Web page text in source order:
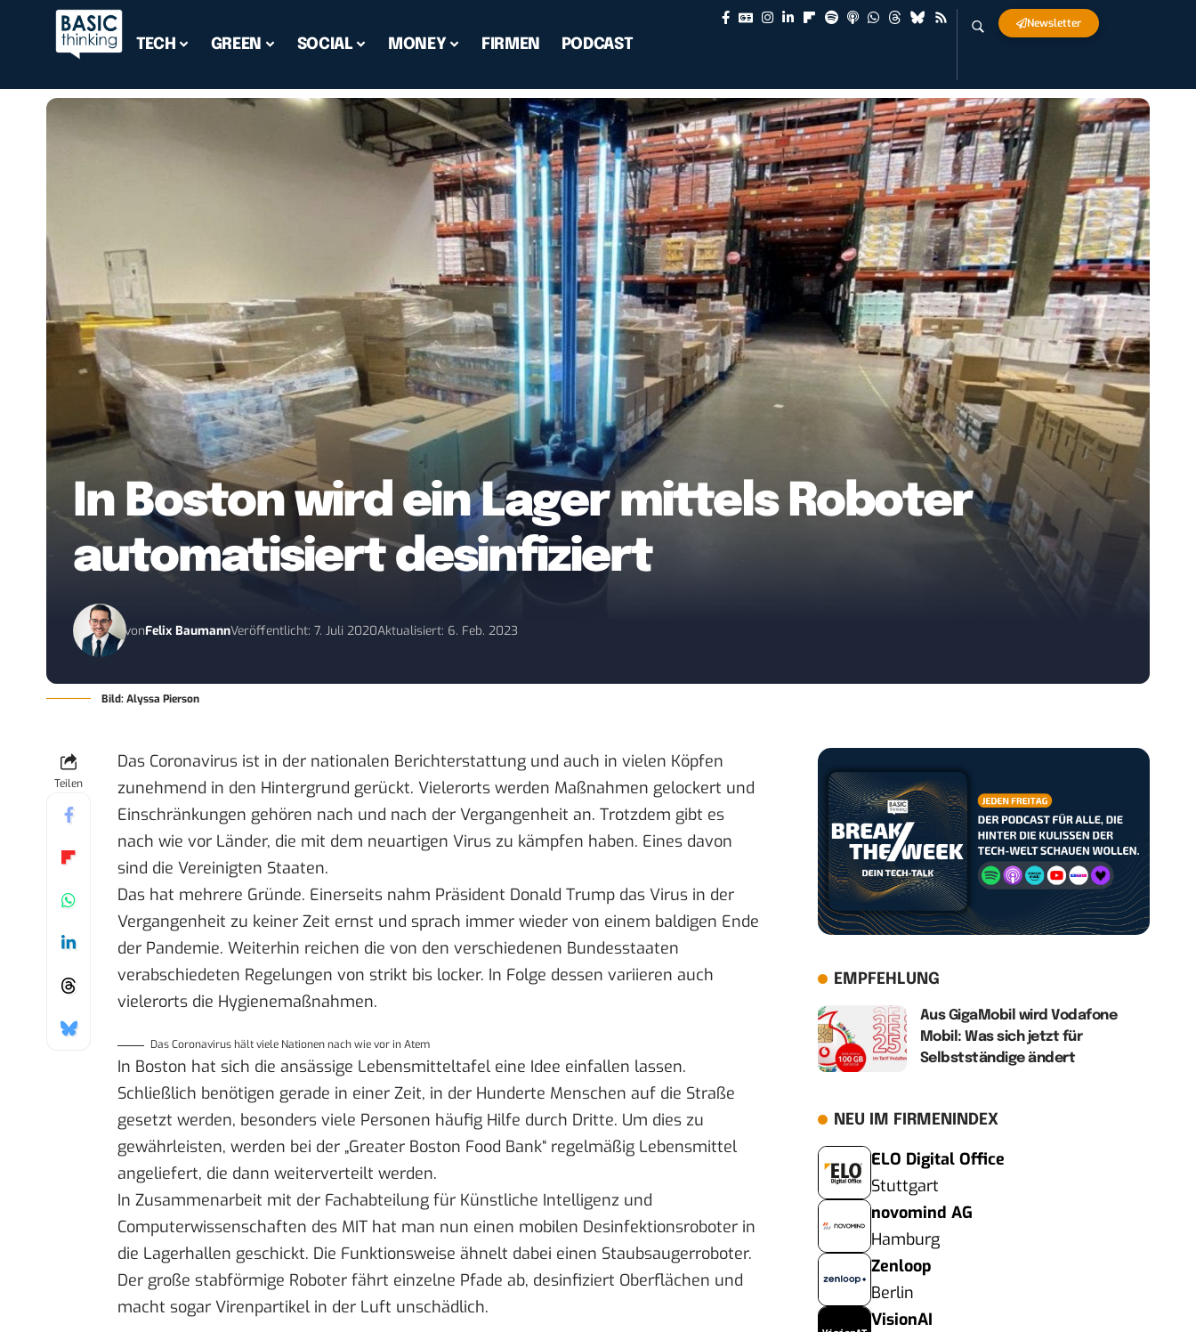
TECH GREEN SOCIAL MONEY FIRMEN PODCAST
Newsletter
In Boston wird ein Lager mittels Roboter
automatisiert desinfiziert
vonFelix BaumannVeröffentlicht: 7. Juli 2020Aktualisiert: 6. Feb. 2023
Bild: Alyssa Pierson
Teilen
Das Coronavirus ist in der nationalen Berichterstattung und auch in vielen Köpfen
zunehmend in den Hintergrund gerückt. Vielerorts werden Maßnahmen gelockert und
Einschränkungen gehören nach und nach der Vergangenheit an. Trotzdem gibt es
nach wie vor Länder, die mit dem neuartigen Virus zu kämpfen haben. Eines davon
sind die Vereinigten Staaten.
Das hat mehrere Gründe. Einerseits nahm Präsident Donald Trump das Virus in der
Vergangenheit zu keiner Zeit ernst und sprach immer wieder von einem baldigen Ende
der Pandemie. Weiterhin reichen die von den verschiedenen Bundesstaaten
verabschiedeten Regelungen von strikt bis locker. In Folge dessen variieren auch
vielerorts die Hygienemaßnahmen.
Das Coronavirus hält viele Nationen nach wie vor in Atem
In Boston hat sich die ansässige Lebensmitteltafel eine Idee einfallen lassen.
Schließlich benötigen gerade in einer Zeit, in der Hunderte Menschen auf die Straße
gesetzt werden, besonders viele Personen häufig Hilfe durch Dritte. Um dies zu
gewährleisten, werden bei der „Greater Boston Food Bank“ regelmäßig Lebensmittel
angeliefert, die dann weiterverteilt werden.
In Zusammenarbeit mit der Fachabteilung für Künstliche Intelligenz und
Computerwissenschaften des MIT hat man nun einen mobilen Desinfektionsroboter in
die Lagerhallen geschickt. Die Funktionsweise ähnelt dabei einen Staubsaugerroboter.
Der große stabförmige Roboter fährt einzelne Pfade ab, desinfiziert Oberflächen und
macht sogar Virenpartikel in der Luft unschädlich.
EMPFEHLUNG
Aus GigaMobil wird Vodafone
Mobil: Was sich jetzt für
Selbstständige ändert
NEU IM FIRMENINDEX
ELO Digital Office
Stuttgart
novomind AG
Hamburg
Zenloop
Berlin
VisionAI